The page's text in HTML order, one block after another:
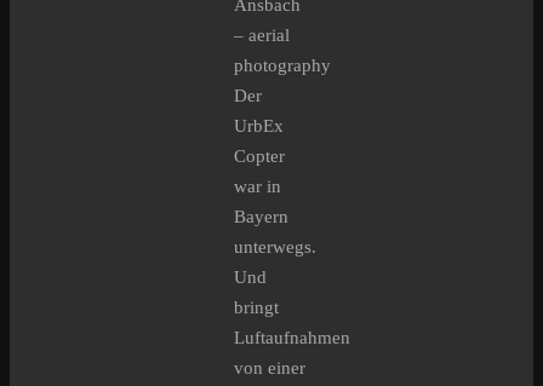
Ansbach
– aerial
photography
Der
UrbEx
Copter
war in
Bayern
unterwegs.
Und
bringt
Luftaufnahmen
von einer